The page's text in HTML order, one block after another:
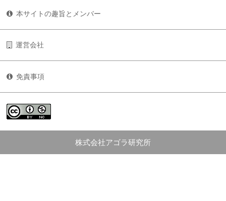
本サイトの趣旨とメンバー
運営会社
免責事項
株式会社アゴラ研究所